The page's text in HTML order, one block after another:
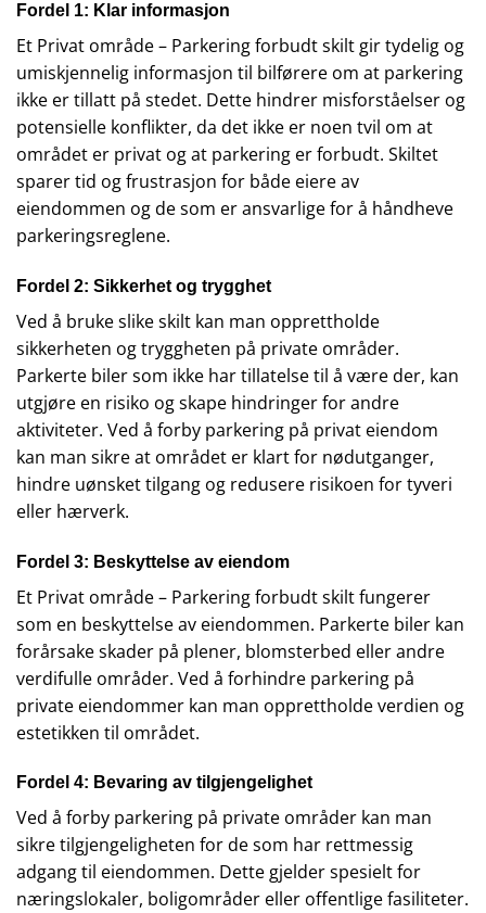
Fordel 1: Klar informasjon
Et Privat område – Parkering forbudt skilt gir tydelig og
umiskjennelig informasjon til bilførere om at parkering
ikke er tillatt på stedet. Dette hindrer misforståelser og
potensielle konflikter, da det ikke er noen tvil om at
området er privat og at parkering er forbudt. Skiltet
sparer tid og frustrasjon for både eiere av
eiendommen og de som er ansvarlige for å håndheve
parkeringsreglene.
Fordel 2: Sikkerhet og trygghet
Ved å bruke slike skilt kan man opprettholde
sikkerheten og tryggheten på private områder.
Parkerte biler som ikke har tillatelse til å være der, kan
utgjøre en risiko og skape hindringer for andre
aktiviteter. Ved å forby parkering på privat eiendom
kan man sikre at området er klart for nødutganger,
hindre uønsket tilgang og redusere risikoen for tyveri
eller hærverk.
Fordel 3: Beskyttelse av eiendom
Et Privat område – Parkering forbudt skilt fungerer
som en beskyttelse av eiendommen. Parkerte biler kan
forårsake skader på plener, blomsterbed eller andre
verdifulle områder. Ved å forhindre parkering på
private eiendommer kan man opprettholde verdien og
estetikken til området.
Fordel 4: Bevaring av tilgjengelighet
Ved å forby parkering på private områder kan man
sikre tilgjengeligheten for de som har rettmessig
adgang til eiendommen. Dette gjelder spesielt for
næringslokaler, boligområder eller offentlige fasiliteter.